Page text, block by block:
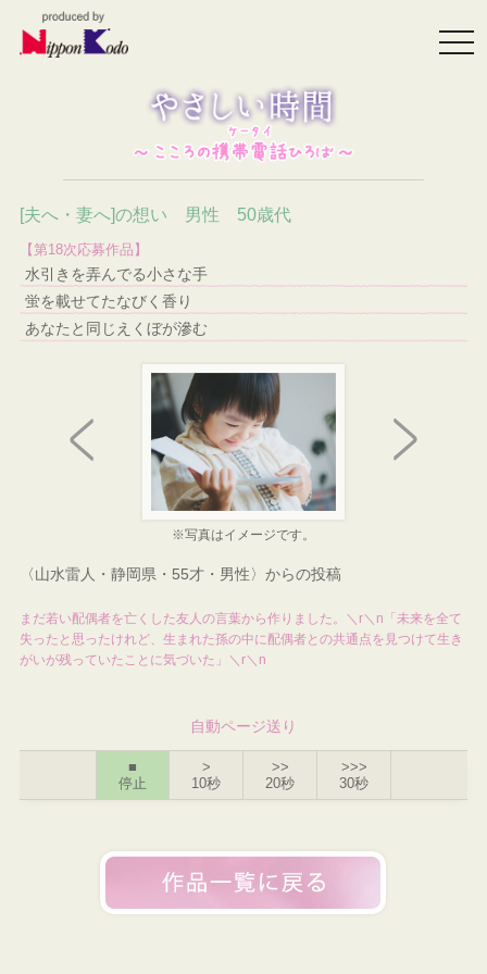
[夫へ・妻へ]の想い 男性 50歳代
【第18次応募作品】
水引きを弄んでる小さな手
蛍を載せてたなびく香り
あなたと同じえくぼが滲む
※写真はイメージです。
〈山水雷人・静岡県・55才・男性〉からの投稿
まだ若い配偶者を亡くした友人の言葉から作りました。＼r＼n「未来を全て
失ったと思ったけれど、生まれた孫の中に配偶者との共通点を見つけて生き
がいが残っていたことに気づいた」＼r＼n
自動ページ送り
■
停止
>
10秒
>>
20秒
>>>
30秒